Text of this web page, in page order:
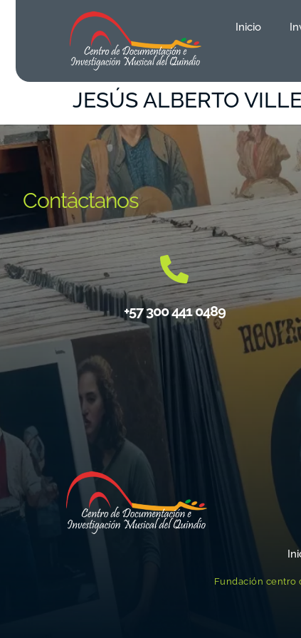
Inicio
JESÚS ALBERTO
Contáctanos
+57 300 441 0489
Fundación centro